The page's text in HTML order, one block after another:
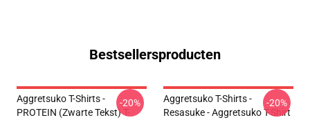
Bestsellersproducten
Aggretsuko T-Shirts -
PROTEIN (zwarte Tekst) T-
-20%
Aggretsuko T-Shirts -
Resasuke - Aggretsuko T-Shirt
-20%